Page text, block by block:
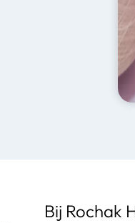
Bij Rochak